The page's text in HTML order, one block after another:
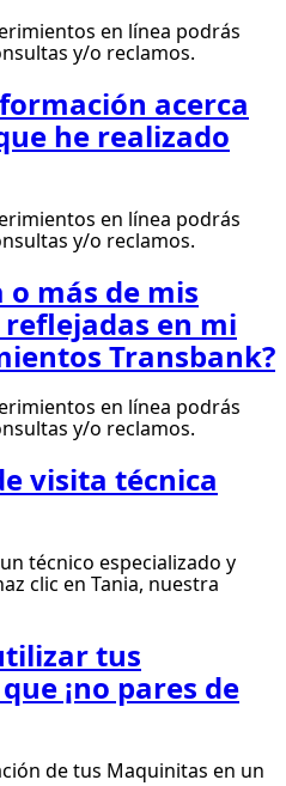
en línea podrás
y/o reclamos.
acerca
he realizado
en línea podrás
y/o reclamos.
o más de mis
en mi
Transbank?
en línea podrás
y/o reclamos.
visita técnica
técnico especializado y
clic en Tania, nuestra
tus
¡no pares de
de tus Maquinitas en un